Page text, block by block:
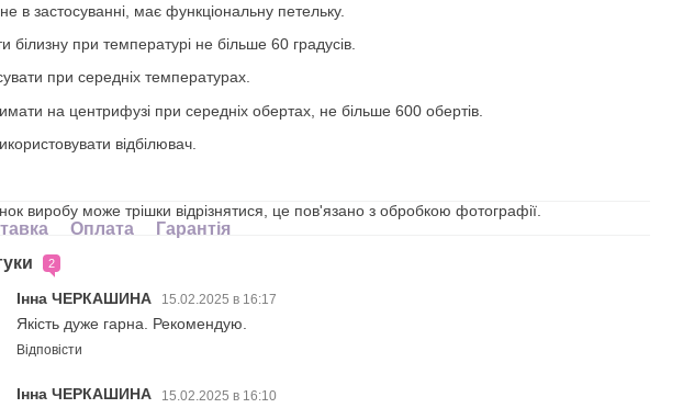
в застосуванні, має функціональну петельку.
білизну при температурі не більше 60 градусів.
при середніх температурах.
на центрифузі при середніх обертах, не більше 600 обертів.
відбілювач.
виробу може трішки відрізнятися, це пов'язано з обробкою фотографії.
Оплата
Гарантія
2
Інна ЧЕРКАШИНА 15.02.2025 в 16:17
Якість дуже гарна. Рекомендую.
Відповісти
Інна ЧЕРКАШИНА 15.02.2025 в 16:10